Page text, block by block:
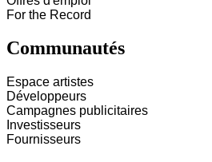
For the Record
Communautés
Espace artistes
Développeurs
Campagnes publicitaires
Investisseurs
Fournisseurs